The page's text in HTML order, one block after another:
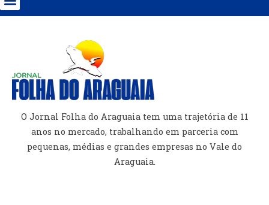
O Jornal Folha do Araguaia tem uma trajetória de 11
anos no mercado, trabalhando em parceria com
pequenas, médias e grandes empresas no Vale do
Araguaia.